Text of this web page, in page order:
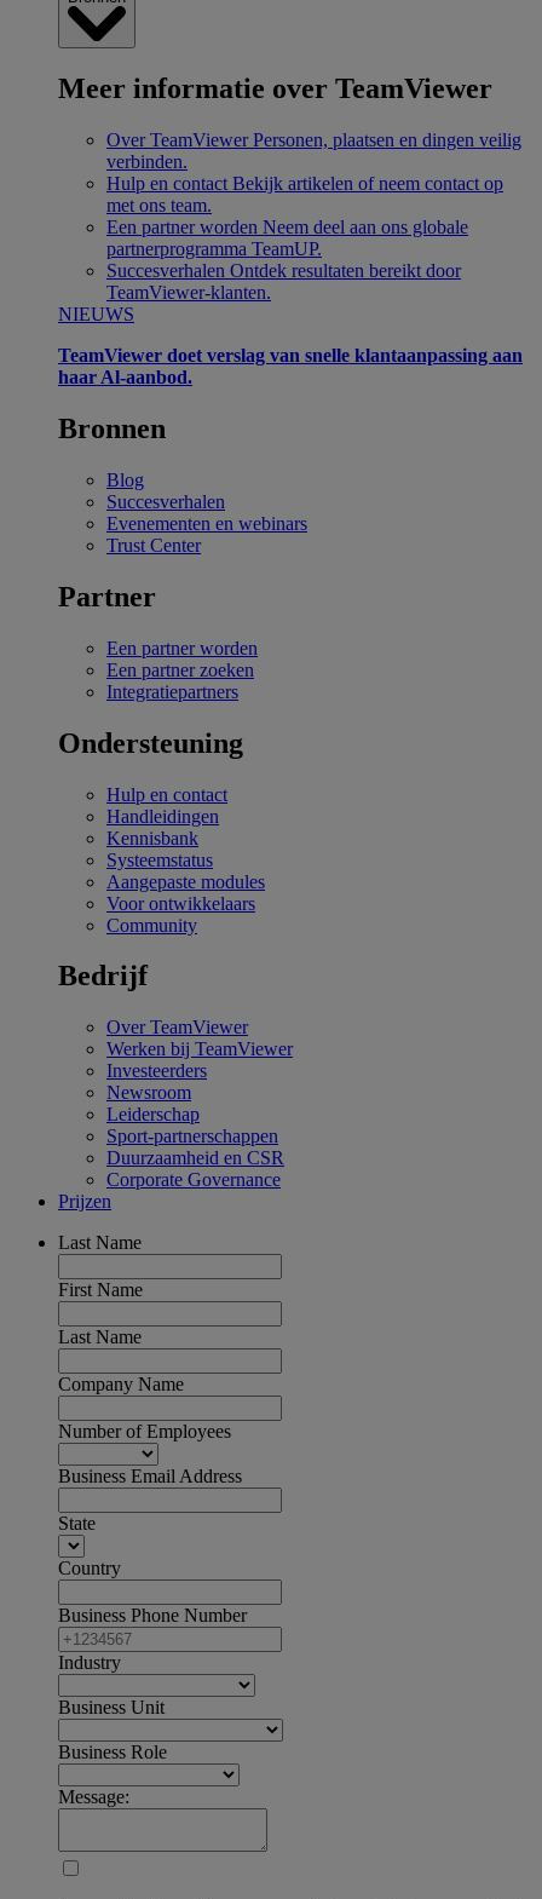
Meer informatie over TeamViewer
Over TeamViewer Personen, plaatsen en dingen veilig
verbinden.
Hulp en contact Bekijk artikelen of neem contact op
met ons team.
Een partner worden Neem deel aan ons globale
partnerprogramma TeamUP.
Succesverhalen Ontdek resultaten bereikt door
TeamViewer-klanten.
NIEUWS
TeamViewer doet verslag van snelle klantaanpassing aan
haar Al-aanbod.
Bronnen
Blog
Succesverhalen
Evenementen en webinars
Trust Center
Partner
Een partner worden
Een partner zoeken
Integratiepartners
Ondersteuning
Hulp en contact
Handleidingen
Kennisbank
Systeemstatus
Aangepaste modules
Voor ontwikkelaars
Community
Bedrijf
Over TeamViewer
Werken bij TeamViewer
Investeerders
Newsroom
Leiderschap
Sport-partnerschappen
Duurzaamheid en CSR
Corporate Governance
Prijzen
Last Name
First Name
Last Name
Company Name
Number of Employees
Business Email Address
State
Country
Business Phone Number
Industry
Business Unit
Business Role
Message: